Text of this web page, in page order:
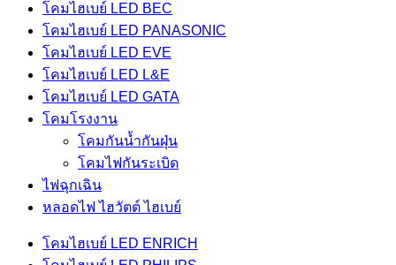
โคมไฮเบย์ LED BEC
โคมไฮเบย์ LED PANASONIC
โคมไฮเบย์ LED EVE
โคมไฮเบย์ LED L&E
โคมไฮเบย์ LED GATA
โคมโรงงาน
โคมกันน้ำกันฝุ่น
โคมไฟกันระเบิด
ไฟฉุกเฉิน
หลอดไฟ ไฮวัตต์ ไฮเบย์
โคมไฮเบย์ LED ENRICH